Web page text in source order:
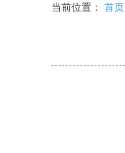
当前位置： 首页